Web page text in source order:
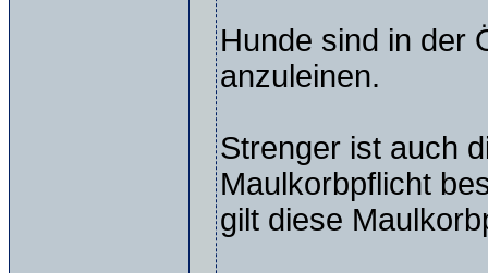
Hunde sind in der
anzuleinen.
Strenger ist auch
Maulkorbpflicht
gilt diese